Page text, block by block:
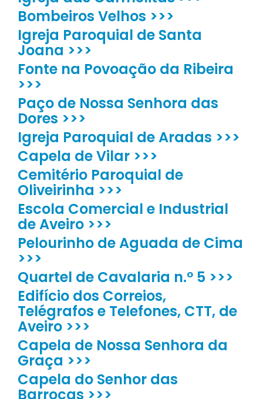
Bombeiros Velhos >>>
Igreja Paroquial de Santa
Joana >>>
Fonte na Povoação da Ribeira
>>>
Paço de Nossa Senhora das
Dores >>>
Igreja Paroquial de Aradas >>>
Capela de Vilar >>>
Cemitério Paroquial de
Oliveirinha >>>
Escola Comercial e Industrial
de Aveiro >>>
Pelourinho de Aguada de Cima
>>>
Quartel de Cavalaria n.º 5 >>>
Edifício dos Correios,
Telégrafos e Telefones, CTT, de
Aveiro >>>
Capela de Nossa Senhora da
Graça >>>
Capela do Senhor das
Barrocas >>>